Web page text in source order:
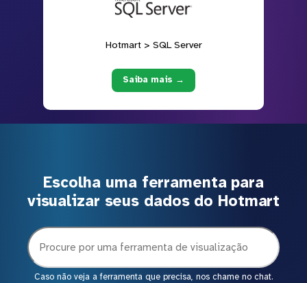
Hotmart > SQL Server
Saiba mais →
Escolha uma ferramenta para
visualizar seus dados do Hotmart
Caso não veja a ferramenta que precisa, nos chame no chat.